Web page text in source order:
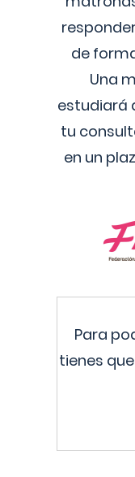
de
Una
estudiará
tu
en un
Para
tienes